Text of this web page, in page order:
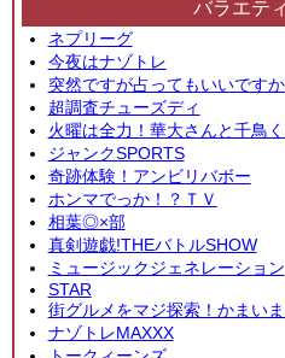
バラエテ
ネプリーグ
今夜はナゾトレ
突然ですが占ってもいいです
超調査チューズディ
火曜は全力！華大さんと千鳥
ジャンクSPORTS
奇跡体験！アンビリバボー
ホンマでっか！？ＴＶ
相葉◎×部
真剣遊戯!THEバトルSHOW
ミュージックジェネレーション
STAR
街グルメをマジ探索！かまい
ナゾトレMAXXX